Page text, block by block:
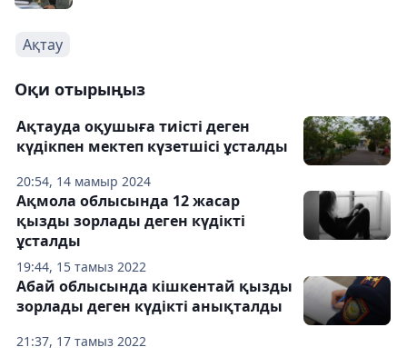
Ақтау
Оқи отырыңыз
20:54, 14 мамыр 2024
Ақтауда оқушыға тиісті деген
күдікпен мектеп күзетшісі ұсталды
19:44, 15 тамыз 2022
Ақмола облысында 12 жасар
қызды зорлады деген күдікті
ұсталды
21:37, 17 тамыз 2022
Абай облысында кішкентай қызды
зорлады деген күдікті анықталды